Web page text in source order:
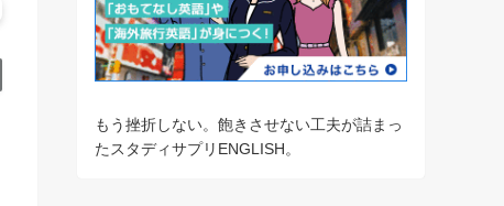
もう挫折しない。飽きさせない工夫が詰まっ
たスタディサプリENGLISH。